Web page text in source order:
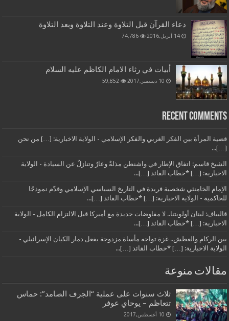
دعاء القرآن قبل التلاوة وعند التلاوة وبعد التلاوة
14 أبريل,2016 74,786
أبيات في رثاء الامام الكاظم عليه السلام
10 ديسمبر,2017 59,852
Recent Comments
قضية المرأة بين الفكر الغربي والفكر الإسلامي - الولاية الاخبارية: […] من نحن
[…]...
الشيخ قاسم: اتفاق الإطار في واشنطن مذلةٌ وعارٌ وتنازلٌ عن السيادة - الولاية
الاخبارية: […] *خطاب القائد […]...
الإمام الخامنئي شخصية فريدة في التاريخ السياسي الإسلامي وقدّم نموذجًا
للحاكمية - الولاية الاخبارية: […] *خطاب القائد […]...
قاليباف: لبنان أولويتنا.. لا مفاوضات جديدة مع أميركا قبل الالتزام الكامل - الولاية
الاخبارية: […] *خطاب القائد […]...
بين الركام والعطش.. غزة تواجه مأساة مزدوجة بفعل دمار الكيان الإسرائيلي -
الولاية الاخبارية: […] *خطاب القائد […]...
مقالات منوعة
ثلاث سنوات على عملية “الجرف الصامد”: حماس
تتعاظم‎ – يوحاي عوفر
10 أغسطس,2017